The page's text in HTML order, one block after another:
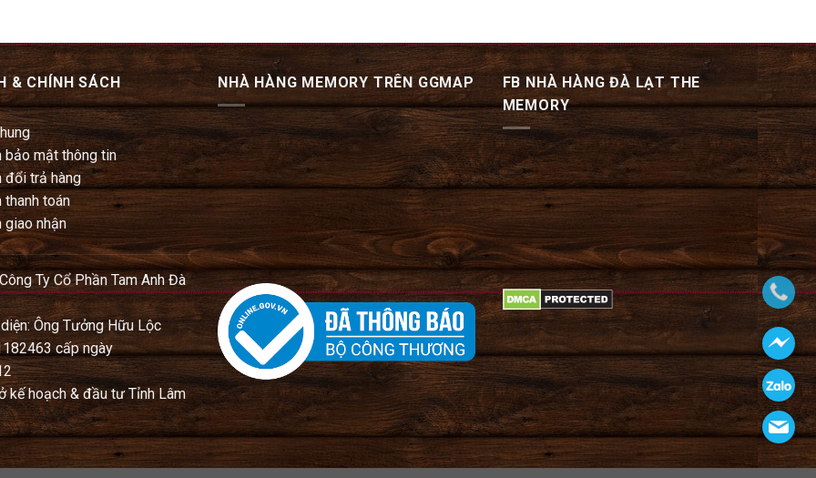
& CHÍNH SÁCH
bảo mật thông tin
đổi trả hàng
thanh toán
giao nhận
Ty Cổ Phần Tam Anh Đà
Ông Tưởng Hữu Lộc
cấp ngày
kế hoạch & đầu tư Tỉnh Lâm
NHÀ HÀNG MEMORY TRÊN GGMAP
FB NHÀ HÀNG ĐÀ LẠT THE
MEMORY